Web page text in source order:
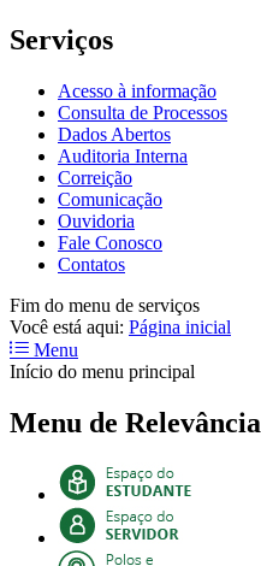
Serviços
Acesso à informação
Consulta de Processos
Dados Abertos
Auditoria Interna
Correição
Comunicação
Ouvidoria
Fale Conosco
Contatos
Fim do menu de serviços
Você está aqui: Página inicial
Menu
Início do menu principal
Menu de Relevância